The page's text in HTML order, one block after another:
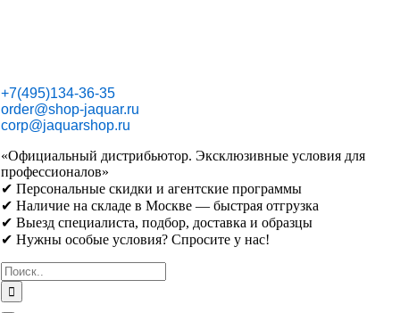
+7(495)134-36-35
order@shop-jaquar.ru
corp@jaquarshop.ru
«Официальный дистрибьютор. Эксклюзивные условия для
профессионалов»
✔ Персональные скидки и агентские программы
✔ Наличие на складе в Москве — быстрая отгрузка
✔ Выезд специалиста, подбор, доставка и образцы
✔ Нужны особые условия? Спросите у нас!
Результат
поиска: